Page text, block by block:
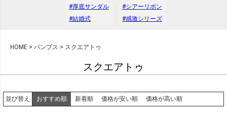
#厚底サンダル
#シアーリボン
#結婚式
#感激シリーズ
HOME パンプス スクエアトゥ
スクエアトゥ
並び替え おすすめ順 新着順 価格が安い順 価格が高い順